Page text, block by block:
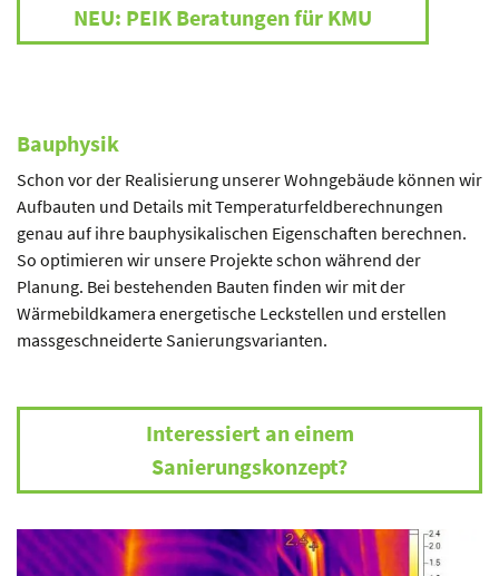
NEU: PEIK Beratungen für KMU
Bauphysik
Schon vor der Realisierung unserer Wohngebäude können wir
Aufbauten und Details mit Temperaturfeldberechnungen
genau auf ihre bauphysikalischen Eigenschaften berechnen.
So optimieren wir unsere Projekte schon während der
Planung. Bei bestehenden Bauten finden wir mit der
Wärmebildkamera energetische Leckstellen und erstellen
massgeschneiderte Sanierungsvarianten.
Interessiert an einem
Sanierungskonzept?